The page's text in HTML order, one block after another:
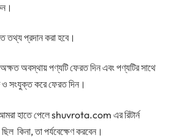
তথ্য প্রদান করা হবে।
অবস্থায় পণ্যটি ফেরত দিন এবং পণ্যটির সাথে
ও সংযুক্ত করে ফেরত দিন।
হাতে পেলে shuvrota.com এর রিটার্ন
কিনা, তা পর্যবেক্ষেণ করবেন।